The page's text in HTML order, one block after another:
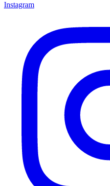
Instagram